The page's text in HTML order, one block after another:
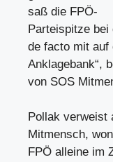
saß die FPÖ-
Parteispitze bei
de facto mit auf
Anklagebank“,
von SOS
Pollak verweist
Mitmensch,
FPÖ alleine im